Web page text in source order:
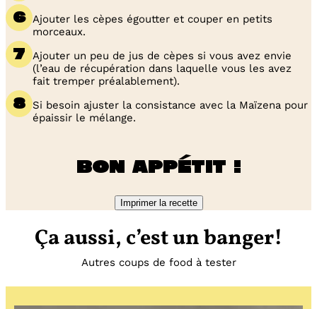
Ajouter les cèpes égoutter et couper en petits
morceaux.
Ajouter un peu de jus de cèpes si vous avez envie
(l’eau de récupération dans laquelle vous les avez
fait tremper préalablement).
Si besoin ajuster la consistance avec la Maïzena pour
épaissir le mélange.
Bon appétit !
Imprimer la recette
Ça aussi, c’est un banger!
Autres coups de food à tester